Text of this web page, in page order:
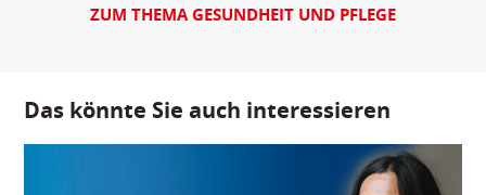
ZUM THEMA GESUNDHEIT UND PFLEGE
Das könnte Sie auch interessieren